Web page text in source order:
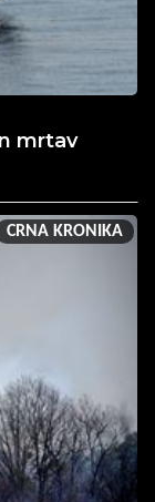
mrtav
CRNA KRONIKA